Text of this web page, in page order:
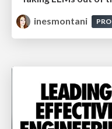
inesmontani
PRO